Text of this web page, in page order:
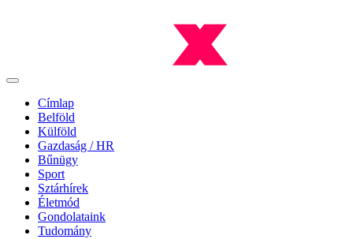
Címlap
Belföld
Külföld
Gazdaság / HR
Bűnügy
Sport
Sztárhírek
Életmód
Gondolataink
Tudomány